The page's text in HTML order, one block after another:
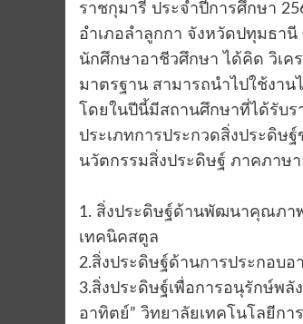
ราชกุมารี ประจำปีการศึกษา
อำเภอลำลูกกา จังหวัดปทุมธา
นักศึกษาอาชีวศึกษา ได้คิด วิเ
มาตรฐาน สามารถนำไปใช้งา
โดยในปีนี้มีสถานศึกษาที่ได้รับร
ประเภทการประกวดสิ่งประดิษ
นวัตกรรมสิ่งประดิษฐ์ ภาคภาษ
1. สิ่งประดิษฐ์ด้านพัฒนาคุณภา
เทคนิคสตูล
2.สิ่งประดิษฐ์ด้านการประกอบ
3.สิ่งประดิษฐ์เพื่อการอนุรักษ์พ
อาทิตย์” วิทยาลัยเทคโนโลยีก